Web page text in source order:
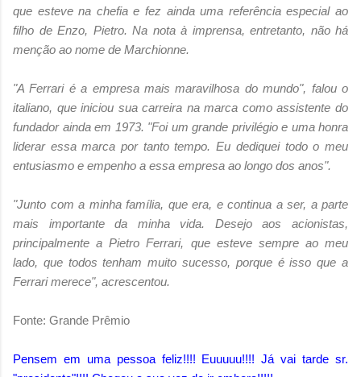
que esteve na chefia e fez ainda uma referência especial ao
filho de Enzo, Pietro. Na nota à imprensa, entretanto, não há
menção ao nome de Marchionne.
"A Ferrari é a empresa mais maravilhosa do mundo", falou o
italiano, que iniciou sua carreira na marca como assistente do
fundador ainda em 1973. "Foi um grande privilégio e uma honra
liderar essa marca por tanto tempo. Eu dediquei todo o meu
entusiasmo e empenho a essa empresa ao longo dos anos".
"Junto com a minha família, que era, e continua a ser, a parte
mais importante da minha vida. Desejo aos acionistas,
principalmente a Pietro Ferrari, que esteve sempre ao meu
lado, que todos tenham muito sucesso, porque é isso que a
Ferrari merece", acrescentou.
Fonte: Grande Prêmio
Pensem em uma pessoa feliz!!!! Euuuuu!!!! Já vai tarde sr.